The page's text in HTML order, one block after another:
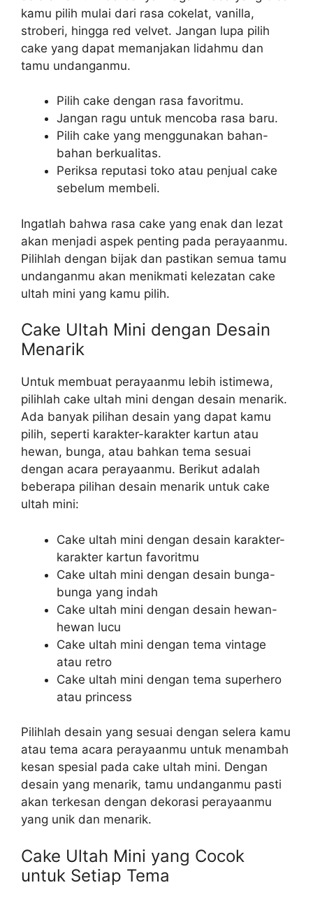
kamu pilih mulai dari rasa cokelat, vanilla,
stroberi, hingga red velvet. Jangan lupa pilih
cake yang dapat memanjakan lidahmu dan
tamu undanganmu.
Pilih cake dengan rasa favoritmu.
Jangan ragu untuk mencoba rasa baru.
Pilih cake yang menggunakan bahan-
bahan berkualitas.
Periksa reputasi toko atau penjual cake
sebelum membeli.
Ingatlah bahwa rasa cake yang enak dan lezat
akan menjadi aspek penting pada perayaanmu.
Pilihlah dengan bijak dan pastikan semua tamu
undanganmu akan menikmati kelezatan cake
ultah mini yang kamu pilih.
Cake Ultah Mini dengan Desain
Menarik
Untuk membuat perayaanmu lebih istimewa,
pilihlah cake ultah mini dengan desain menarik.
Ada banyak pilihan desain yang dapat kamu
pilih, seperti karakter-karakter kartun atau
hewan, bunga, atau bahkan tema sesuai
dengan acara perayaanmu. Berikut adalah
beberapa pilihan desain menarik untuk cake
ultah mini:
Cake ultah mini dengan desain karakter-
karakter kartun favoritmu
Cake ultah mini dengan desain bunga-
bunga yang indah
Cake ultah mini dengan desain hewan-
hewan lucu
Cake ultah mini dengan tema vintage
atau retro
Cake ultah mini dengan tema superhero
atau princess
Pilihlah desain yang sesuai dengan selera kamu
atau tema acara perayaanmu untuk menambah
kesan spesial pada cake ultah mini. Dengan
desain yang menarik, tamu undanganmu pasti
akan terkesan dengan dekorasi perayaanmu
yang unik dan menarik.
Cake Ultah Mini yang Cocok
untuk Setiap Tema